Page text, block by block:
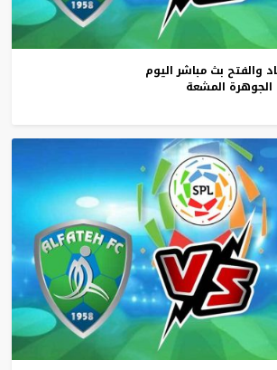
والفتح بث مباشر اليوم
الجوهرة المشعة